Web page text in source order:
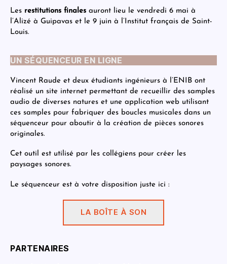
Les restitutions finales auront lieu le vendredi 6 mai à
l’Alizé à Guipavas et le 9 juin à l’Institut français de Saint-
Louis.
UN SÉQUENCEUR EN LIGNE
Vincent Raude et deux étudiants ingénieurs à l’ENIB ont
réalisé un site internet permettant de recueillir des samples
audio de diverses natures et une application web utilisant
ces samples pour fabriquer des boucles musicales dans un
séquenceur pour aboutir à la création de pièces sonores
originales.
Cet outil est utilisé par les collégiens pour créer les
paysages sonores.
Le séquenceur est à votre disposition juste ici :
LA BOÎTE À SON
PARTENAIRES